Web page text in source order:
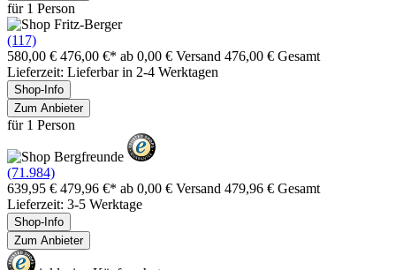
für 1 Person
(117)
580,00 € 476,00 €* ab 0,00 € Versand 476,00 € Gesamt
Lieferzeit: Lieferbar in 2-4 Werktagen
Shop-Info
Zum Anbieter
für 1 Person
(71.984)
639,95 € 479,96 €* ab 0,00 € Versand 479,96 € Gesamt
Lieferzeit: 3-5 Werktage
Shop-Info
Zum Anbieter